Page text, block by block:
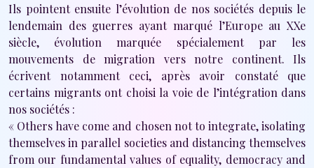
Ils pointent ensuite l’évolution de nos sociétés depuis le
lendemain des guerres ayant marqué l’Europe au XXe
siècle, évolution marquée spécialement par les
mouvements de migration vers notre continent. Ils
écrivent notamment ceci, après avoir constaté que
certains migrants ont choisi la voie de l’intégration dans
nos sociétés :
« Others have come and chosen not to integrate, isolating
themselves in parallel societies and distancing themselves
from our fundamental values of equality, democracy and